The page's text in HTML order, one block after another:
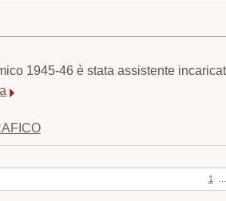
1945-46 è stata assistente
1